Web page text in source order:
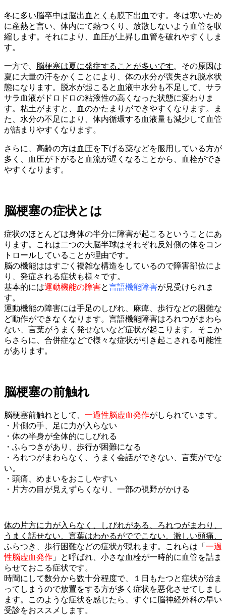
冬に多い脳卒中は脳出血とくも膜下出血 です。冬は寒いため
に産熱と言い、体内にて熱つくり、放散しないよう血管を収
縮します。それにより、血圧が上昇し血管を破れやすくしま
す。
一方で、 脳梗塞は夏に発症することが多いです。その原因は
夏に大量の汗をかくことにより、体の水分が喪失され脱水状
態になります。脱水が起こると血液中水分も不足して、サラ
サラ血液がドロドロの粘液性の高くなった状態に変わりま
す。粘土がますと、血のかたまりができやすくなります。ま
た、水分の不足により、体内循環する血液量も減少して血管
が詰まりやすくなります。
さらに、高齢の方は血圧を下げる薬などを服用している方が
多く、血圧が下がると血流が遅くなることから、血栓ができ
やすくなります。
脳梗塞の症状とは
症状のほとんどは身体の半分に障害が起こるということにあ
ります。これは二つの大脳半球はそれぞれ反対側の体をコン
トロールしていることが理由です。
脳の機能ははすごく複雑な構造をしているので障害部位によ
り、発症される症状も様々です。
基本的には運動機能の障害と言語機能障害が見受けられま
す。
運動機能の障害には手足のしびれ、麻痺、歩行などの困難な
ど動作ができなくなります。言語機能障害はろれつがまわら
ない、言葉がうまく発せないなど症状が起こります。そこか
らさらに、合併症などで様々な症状が引き起こされる可能性
があります。
脳梗塞の前触れ
脳梗塞前触れとして、 一過性脳虚血発作がしられています。
・片側の手、足に力が入らない
・体の半身が全体的にしびれる
・ふらつきがあり、歩行が困難になる
・ろれつがまわらなく、うまく会話ができない、言葉がでな
い。
・頭痛、めまいをおこしやすい
・片方の目が見えずらくなり、一部の視野がかける
体の片方に力が入らなく、しびれがある、ろれつがまわり、
うまく話せない、言葉はわかるがででこない、激しい頭痛、
ふらつき、歩行困難などの症状が現れます。これらは「 一過
性脳虚血発作 」と呼ばれ、小さな血栓が一時的に血管を詰ま
らせておこる症状です。
時間にして数分から数十分程度で、１日もたつと症状が治ま
ってしまうので放置をする方が多く症状を悪化させてしまし
ます。このような症状を感じたら、すぐに脳神経外科の早い
受診をおススメします。